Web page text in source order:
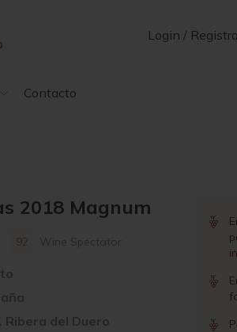
Login /
Contacto
2018 Magnum
Wine Spectator
Ribera del Duero